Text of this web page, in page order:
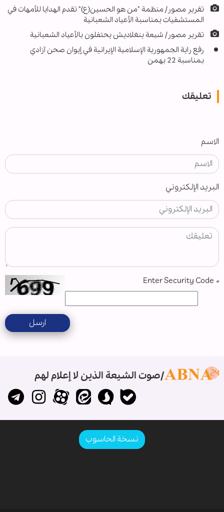
تقرير مصور/ منظمة "من هو الحسين(ع)" تقدم الهدايا للأمهات في
المستشفيات بمناسبة الأعياد الشعبانية
تقرير مصور/ شيعة بنغلاديش يحتفلون بالأعياد الشعبانية
رفع راية الجمهورية الإسلامية الإیرانیة في إیوان صحن آزادي
بمناسبة 22 بهمن
تعليقك
الاسم
البريد الإلكتروني
*
ارسل
صوت الشيعة الذين لا إعلام لهم
نسخة الحاسوب